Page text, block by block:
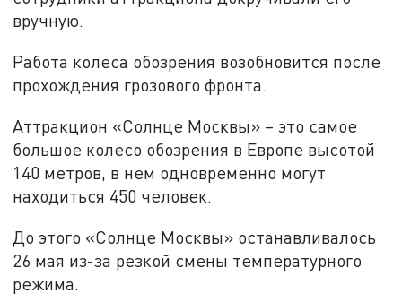
вручную.
Работа колеса обозрения возобновится после
прохождения грозового фронта.
Аттракцион «Солнце Москвы» – это самое
большое колесо обозрения в Европе высотой
140 метров, в нем одновременно могут
находиться 450 человек.
До этого «Солнце Москвы» останавливалось
26 мая из-за резкой смены температурного
режима.